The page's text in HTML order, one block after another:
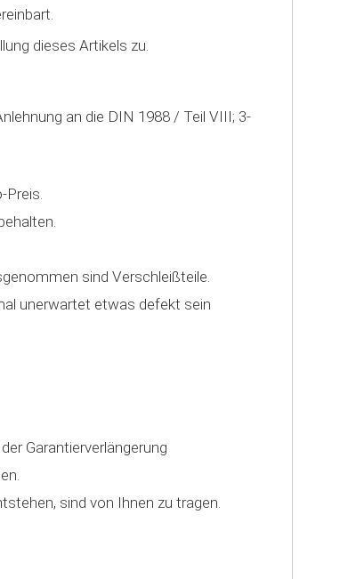
dieses Artikels zu.
an die DIN 1988 / Teil VIII; 3-
sind Verschleißteile.
unerwartet etwas defekt sein
Garantierverlängerung
sind von Ihnen zu tragen.